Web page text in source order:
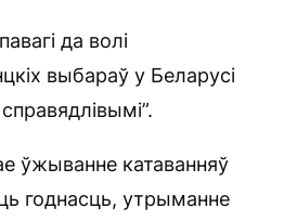
да волі
выбараў у Беларусі
ўжыванне катаванняў
годнасць, утрыманне